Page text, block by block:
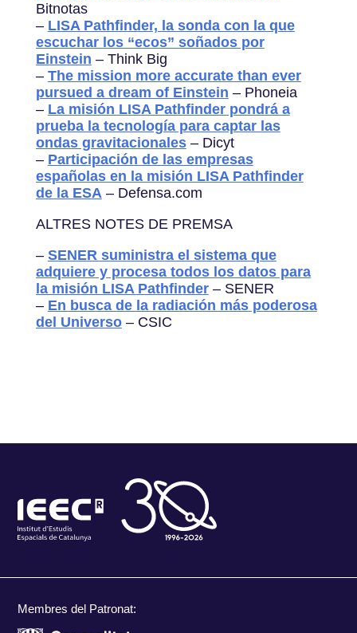
Bitnotas
– LISA Pathfinder, la sonda con la que
escuchar los “ecos” soñados por
Einstein – Think Big
– The mission more accurate than ever
pursued a dream of Einstein – Phoneia
– La misión LISA Pathfinder pondrá a
prueba la tecnología para captar las
ondas gravitacionales– Dicyt
– Participación de las empresas
españolas en la misión LISA Pathfinder
de la ESA– Defensa.com
ALTRES NOTES DE PREMSA
– SENER suministra el sistema que
adquiere y procesa todos los datos para
la misión LISA Pathfinder– SENER
– En busca de la radiación más poderosa
del Universo– CSIC
Membres del Patronat: